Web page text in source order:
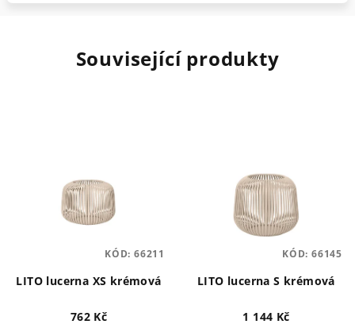
Související produkty
LITO lucerna XS krémová
762 Kč
KÓD: 66211
LITO lucerna S krémová
1 144 Kč
KÓD: 66145